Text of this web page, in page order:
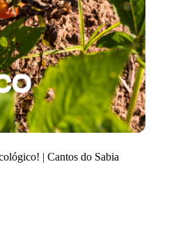
| Cantos do Sabia